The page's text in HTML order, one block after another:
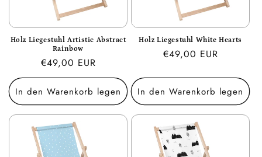
:
Holz Liegestuhl Artistic Abstract
Rainbow
Normaler
Preis
€49,00 EUR
In den Warenkorb legen
Holz Liegestuhl White Hearts
Normaler
€49,00 EUR
In den Warenkorb legen